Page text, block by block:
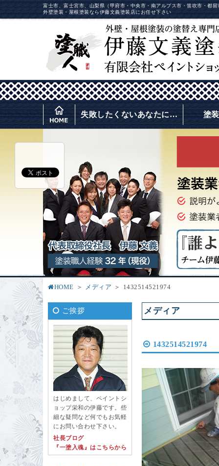
富士市、富士宮市、山梨県（甲府市・中央市・南アルプス市・笛吹市・都
外壁塗装・屋根塗装なら伊藤文義塗装店にお任せ下さい
失敗したくないあなたに… 塗
HOME メディア 1432514521974
ご挨拶
はじめまして、ペイントシ
ョップ栄和の伊藤です。些
細な疑問など何でもお気軽
にお問い合わせ下さい。
社長ブログ
『一塗入魂』はこちらから
メディア
1432514521974